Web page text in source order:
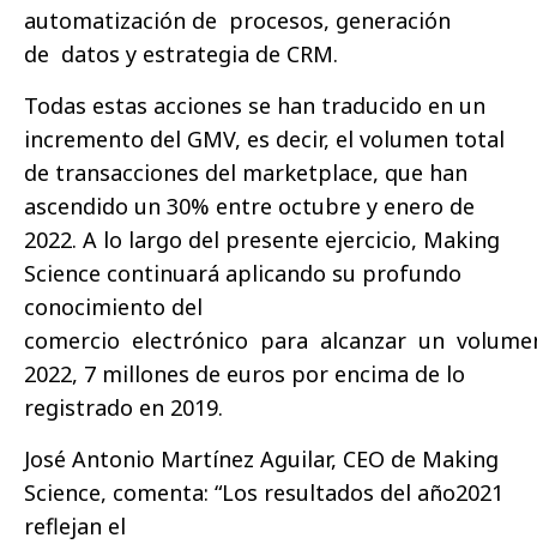
automatización de procesos, generación
de datos y estrategia de CRM.
Todas estas acciones se han traducido en un
incremento del GMV, es decir, el volumen total
de transacciones del marketplace, que han
ascendido un 30% entre octubre y enero de
2022. A lo largo del presente ejercicio, Making
Science continuará aplicando su profundo
conocimiento del
comercio electrónico para alcanzar un
2022, 7 millones de euros por encima de lo
registrado en 2019.
José Antonio Martínez Aguilar, CEO de Making
Science, comenta: “Los resultados del año2021
reflejan el